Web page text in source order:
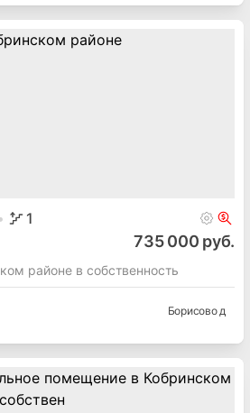
1
735 000 руб.
районе в собственность
Борисово д